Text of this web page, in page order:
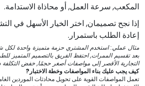
المكعب, سرعة العمل, أو محاذاة الاستدامة.
إذا نجح تصميمان, اختر الخيار الأسهل في
إعادة الطلب باستمرار.
مثال عملي: استخدم المشتري حزمة متميزة واحدة لكل
بعد تقسيم الممرات, احتفظ الفريق بالتصميم المتميز
التجارية الأقصر إلى مواصفات أصغر حجمًا, خفض
كيف يجب عليك بناء المواصفات وخطة الاختبار?
تعمل المواصفات القوية على تحويل محادثات الموردين